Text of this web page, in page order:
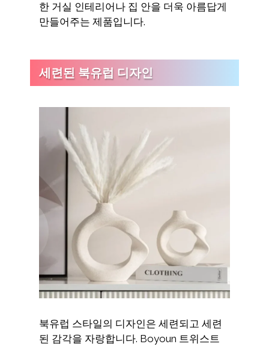
한 거실 인테리어나 집 안을 더욱 아름답게
만들어주는 제품입니다.
세련된 북유럽 디자인
북유럽 스타일의 디자인은 세련되고 세련
된 감각을 자랑합니다. Boyoun 트위스트